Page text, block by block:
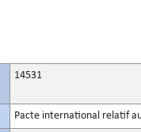
14531
Pacte international relatif